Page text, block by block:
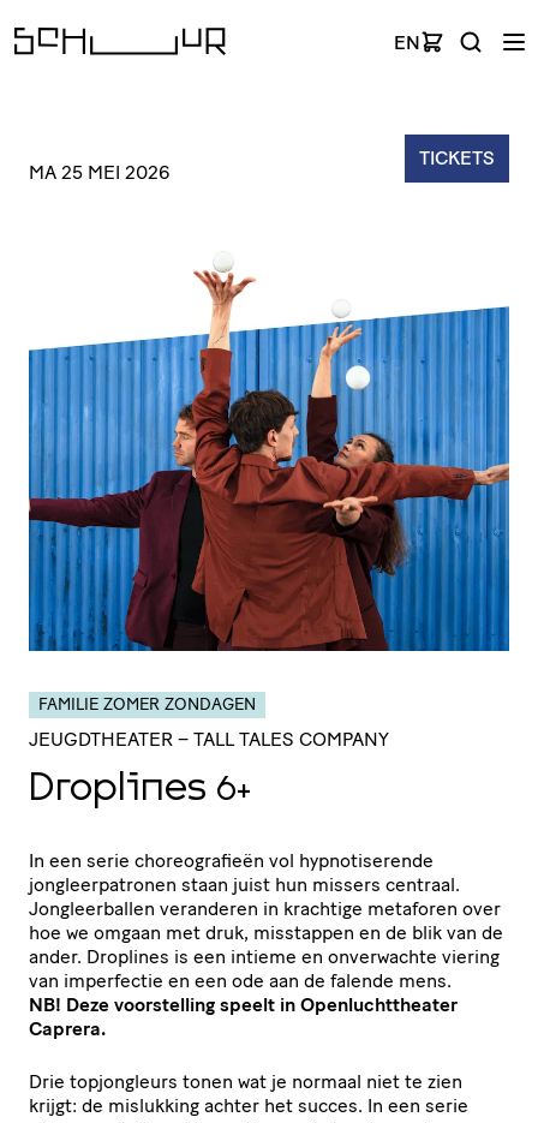
EN
TICKETS
MA 25 MEI 2026
FAMILIE ZOMER ZONDAGEN
JEUGDTHEATER – TALL TALES COMPANY
Droplines 6+
In een serie choreografieën vol hypnotiserende
jongleerpatronen staan juist hun missers centraal.
Jongleerballen veranderen in krachtige metaforen over
hoe we omgaan met druk, misstappen en de blik van de
ander. Droplines is een intieme en onverwachte viering
van imperfectie en een ode aan de falende mens.
NB! Deze voorstelling speelt in Openluchttheater
Caprera.
Drie topjongleurs tonen wat je normaal niet te zien
krijgt: de mislukking achter het succes. In een serie